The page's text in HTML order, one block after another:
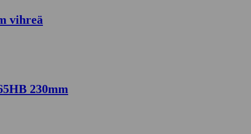
vihreä
230mm